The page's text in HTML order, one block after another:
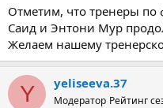
Отметим, что тренеры по
Саид и Энтони Мур
Желаем нашему
Y yeliseeva.37
Модератор Рейтинг